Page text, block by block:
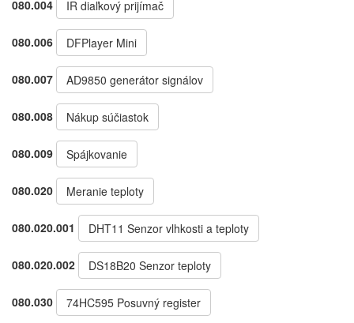
080.004 IR diaľkový prijímač
080.006 DFPlayer Mini
080.007 AD9850 generátor signálov
080.008 Nákup súčiastok
080.009 Spájkovanie
080.020 Meranie teploty
080.020.001 DHT11 Senzor vlhkosti a teploty
080.020.002 DS18B20 Senzor teploty
080.030 74HC595 Posuvný register